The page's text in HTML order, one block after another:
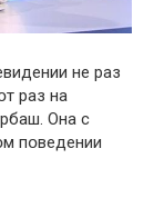
не раз
раз на
Она с
пօведении